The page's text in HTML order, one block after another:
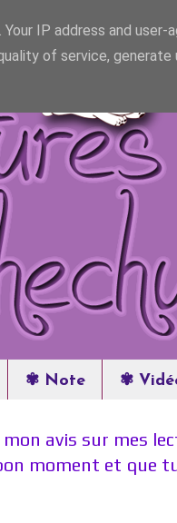
✾ Note ✾
avis sur mes
moment et que
IP address and user-
of service, generate